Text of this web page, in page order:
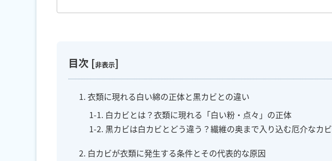
目次 [非表示]
1. 衣類に現れる白い綿の正体と黒カビとの違い
1-1. 白カビとは？衣類に現れる「白い粉・点々」の正体
1-2. 黒カビは白カビとどう違う？繊維の奥まで入り込む厄介なカビ
2. 白カビが衣類に発生する条件とその代表的な原因